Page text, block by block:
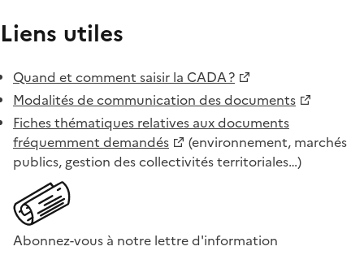
Liens utiles
Quand et comment saisir la CADA ?
Modalités de communication des documents
Fiches thématiques relatives aux documents
fréquemment demandés
(environnement, marchés
publics, gestion des collectivités territoriales…)
Abonnez-vous à notre lettre d'information